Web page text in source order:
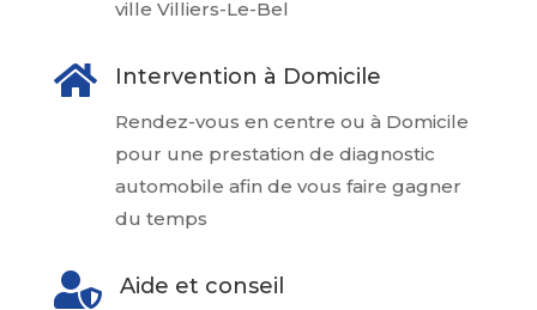
ville Villiers-Le-Bel
 Intervention à Domicile
Rendez-vous en centre ou à Domicile
pour une prestation de diagnostic
automobile afin de vous faire gagner
du temps
 Aide et conseil